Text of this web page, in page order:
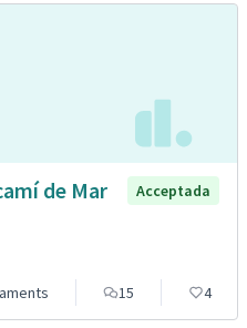
de Mar Acceptada
15 4